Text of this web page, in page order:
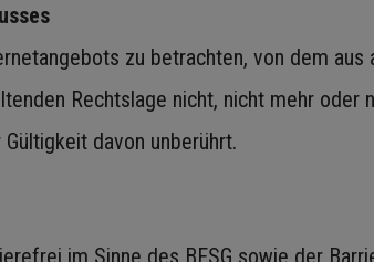
zu betrachten, von dem
Rechtslage nicht, nicht mehr
davon unberührt.